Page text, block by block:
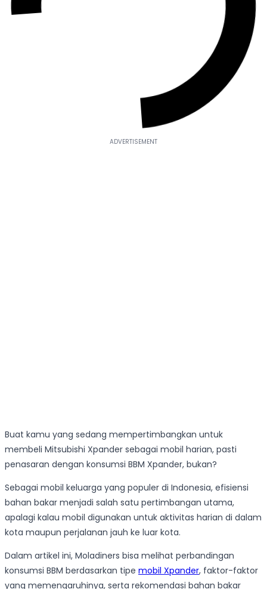
Buat kamu yang sedang mempertimbangkan untuk
membeli Mitsubishi Xpander sebagai mobil harian, pasti
penasaran dengan konsumsi BBM Xpander, bukan?
Sebagai mobil keluarga yang populer di Indonesia, efisiensi
bahan bakar menjadi salah satu pertimbangan utama,
apalagi kalau mobil digunakan untuk aktivitas harian di dalam
kota maupun perjalanan jauh ke luar kota.
Dalam artikel ini, Moladiners bisa melihat perbandingan
konsumsi BBM berdasarkan tipe mobil Xpander, faktor-faktor
yang memengaruhinya, serta rekomendasi bahan bakar